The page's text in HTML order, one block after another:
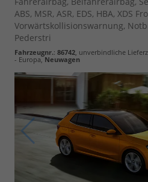
ABS, MSR, ASR, EDS, HBA, XDS
Vorwärtskollisionswarnung,
Pederstri
Fahrzeugnr.: 86742 , unverbindliche
- Europa,Neuwagen